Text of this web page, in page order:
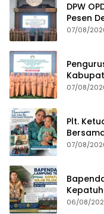
DPW
Pesen
07/08/
07/08/
Plt.
07/08/
06/08/